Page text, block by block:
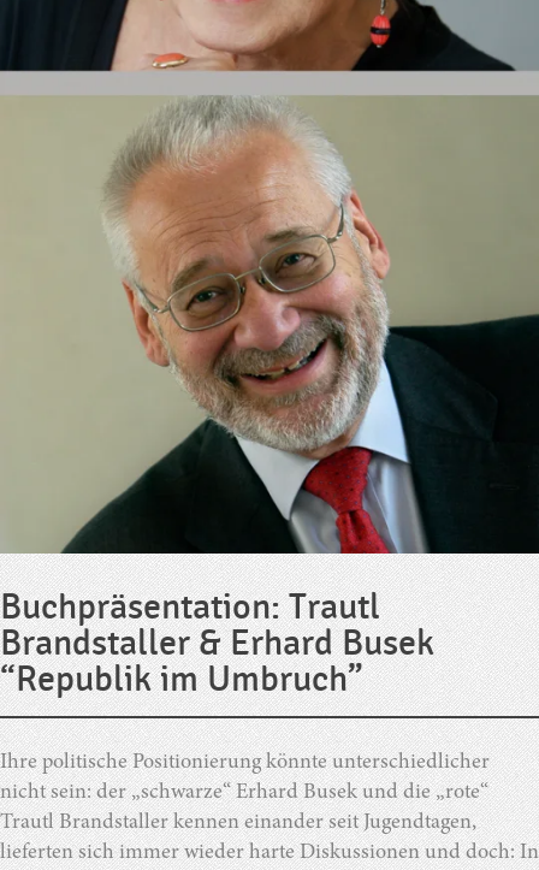
Buchpräsentation: Trautl
Brandstaller & Erhard Busek
“Republik im Umbruch”
Ihre politische Positionierung könnte unterschiedlicher
nicht sein: der „schwarze“ Erhard Busek und die „rote“
Trautl Brandstaller kennen einander seit Jugendtagen,
lieferten sich immer wieder harte Diskussionen und doch: In